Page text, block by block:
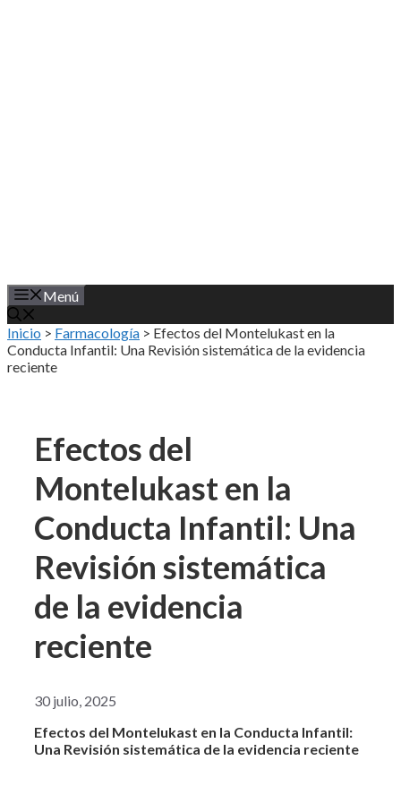
Menú
Inicio > Farmacología > Efectos del Montelukast en la
Conducta Infantil: Una Revisión sistemática de la evidencia
reciente
Efectos del
Montelukast en la
Conducta Infantil: Una
Revisión sistemática
de la evidencia
reciente
30 julio, 2025
Efectos del Montelukast en la Conducta Infantil:
Una Revisión sistemática de la evidencia reciente